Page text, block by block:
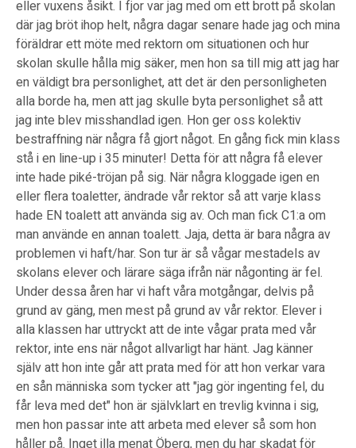
eller vuxens åsikt. I fjor var jag med om ett brott på skolan
där jag bröt ihop helt, några dagar senare hade jag och mina
föräldrar ett möte med rektorn om situationen och hur
skolan skulle hålla mig säker, men hon sa till mig att jag har
en väldigt bra personlighet, att det är den personligheten
alla borde ha, men att jag skulle byta personlighet så att
jag inte blev misshandlad igen. Hon ger oss kolektiv
bestraffning när några få gjort något. En gång fick min klass
stå i en line-up i 35 minuter! Detta för att några få elever
inte hade piké-tröjan på sig. När några kloggade igen en
eller flera toaletter, ändrade vår rektor så att varje klass
hade EN toalett att använda sig av. Och man fick C1:a om
man använde en annan toalett. Jaja, detta är bara några av
problemen vi haft/har. Son tur är så vågar mestadels av
skolans elever och lärare säga ifrån när någonting är fel.
Under dessa åren har vi haft våra motgångar, delvis på
grund av gäng, men mest på grund av vår rektor. Elever i
alla klassen har uttryckt att de inte vågar prata med vår
rektor, inte ens när något allvarligt har hänt. Jag känner
själv att hon inte går att prata med för att hon verkar vara
en sån människa som tycker att "jag gör ingenting fel, du
får leva med det" hon är självklart en trevlig kvinna i sig,
men hon passar inte att arbeta med elever så som hon
håller på. Inget illa menat Öberg, men du har skadat för